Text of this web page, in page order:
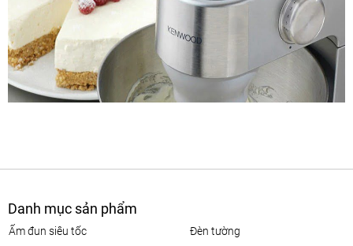
Danh mục sản phẩm
ấm đun siêu tốc
đèn tường